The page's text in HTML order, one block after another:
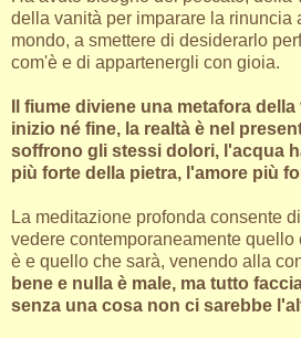
della vanità per imparare la rinuncia
mondo, a smettere di desiderarlo
com'è e di appartenergli con gioia.
Il fiume diviene una metafora
inizio né fine, la realtà è nel
soffrono gli stessi dolori, l'acqua
più forte della pietra, l'amore più
La meditazione profonda consente
vedere contemporaneamente quello
è e quello che sarà, venendo alla
bene e nulla è male, ma tutto
senza una cosa non ci sarebbe